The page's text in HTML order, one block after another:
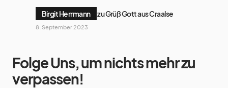
Birgit Herrmann zuGrüß Gott aus Craalse
8. September 2023
Folge Uns, um nichts mehr zu
verpassen!